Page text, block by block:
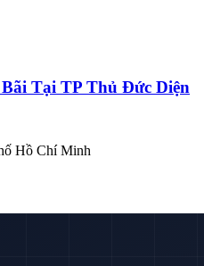
Tại TP Thủ Đức Diện
Hồ Chí Minh